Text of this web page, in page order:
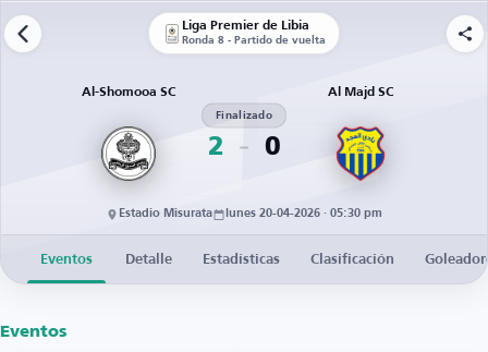
Liga Premier de Libia
Ronda 8 - Partido de vuelta
Al-Shomooa SC
2
Finalizado
0
Al Majd SC
Estadio Misurata lunes 20-04-2026 · 05:30 pm
Eventos Detalle Estadísticas Clasificación
Eventos